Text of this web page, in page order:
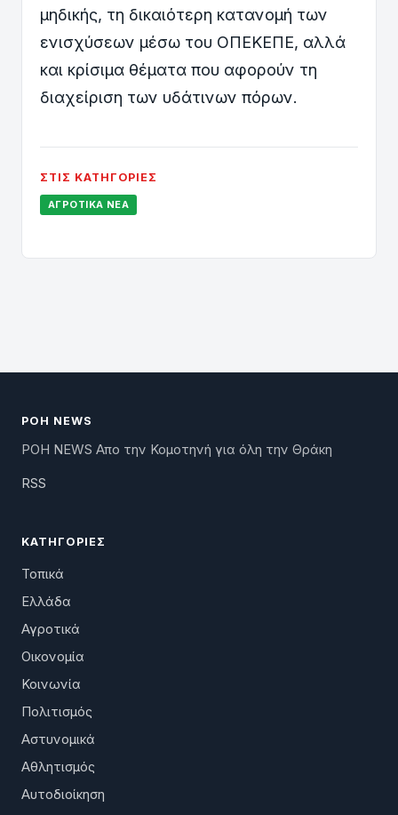
μηδικής, τη δικαιότερη κατανομή των
ενισχύσεων μέσω του ΟΠΕΚΕΠΕ, αλλά
και κρίσιμα θέματα που αφορούν τη
διαχείριση των υδάτινων πόρων.
ΣΤΙΣ ΚΑΤΗΓΟΡΊΕΣ
ΑΓΡΟΤΙΚΆ ΝΈΑ
ΡΟΗ NEWS
ΡΟΗ NEWS Απο την Κομοτηνή για όλη την Θράκη
RSS
ΚΑΤΗΓΟΡΊΕΣ
Τοπικά
Ελλάδα
Αγροτικά
Οικονομία
Κοινωνία
Πολιτισμός
Αστυνομικά
Αθλητισμός
Αυτοδιοίκηση